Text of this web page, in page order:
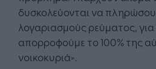
δυσκολεύονται να
λογαριασμούς ρεύματος,
απορροφούμε το 100% της
νοικοκυριά».